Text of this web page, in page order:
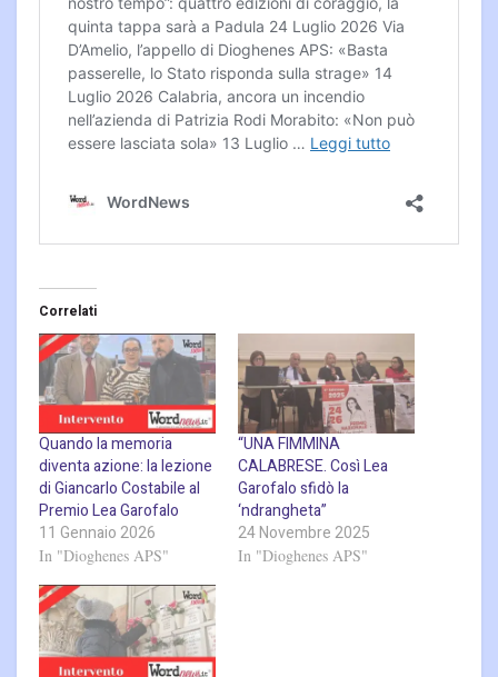
Correlati
Quando la memoria
diventa azione: la lezione
di Giancarlo Costabile al
Premio Lea Garofalo
11 Gennaio 2026
In "Dioghenes APS"
“UNA FIMMINA
CALABRESE. Così Lea
Garofalo sfidò la
‘ndrangheta”
24 Novembre 2025
In "Dioghenes APS"